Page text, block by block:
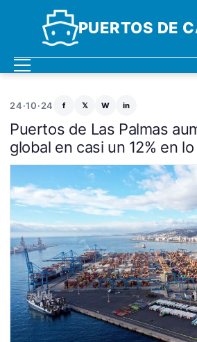
PUERTOS DE
24·10·24 f 𝕏 W in
Puertos de Las Palmas
global en casi un 12% en